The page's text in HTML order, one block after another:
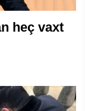
heç vaxt